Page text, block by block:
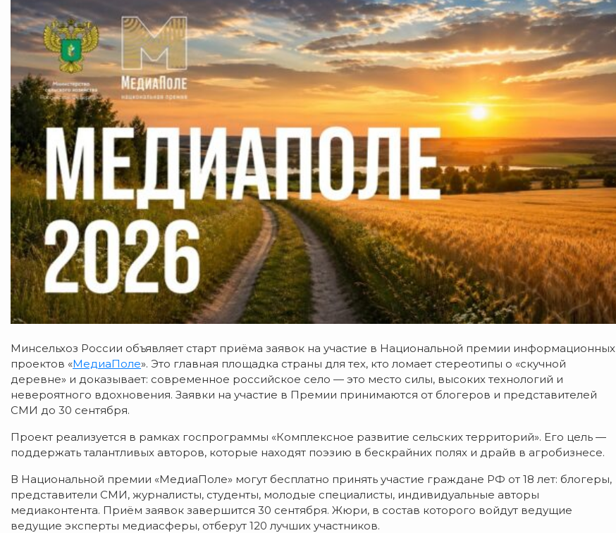
Минсельхоз России объявляет старт приёма заявок на участие в Национальной премии информационных
проектов «МедиаПоле». Это главная площадка страны для тех, кто ломает стереотипы о «скучной
деревне» и доказывает: современное российское село — это место силы, высоких технологий и
невероятного вдохновения. Заявки на участие в Премии принимаются от блогеров и представителей
СМИ до 30 сентября.
Проект реализуется в рамках госпрограммы «Комплексное развитие сельских территорий». Его цель —
поддержать талантливых авторов, которые находят поэзию в бескрайних полях и драйв в агробизнесе.
В Национальной премии «МедиаПоле» могут бесплатно принять участие граждане РФ от 18 лет: блогеры,
представители СМИ, журналисты, студенты, молодые специалисты, индивидуальные авторы
медиаконтента. Приём заявок завершится 30 сентября. Жюри, в состав которого войдут ведущие
ведущие эксперты медиасферы, отберут 120 лучших участников.